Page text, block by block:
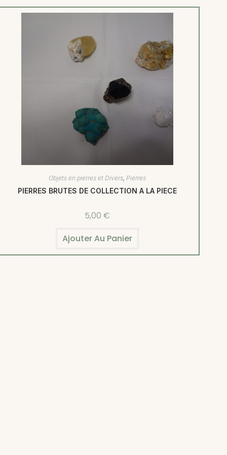
Objets en pierres et Divers, Pierres
PIERRES BRUTES DE COLLECTION A LA PIECE
5,00 €
Ajouter Au Panier